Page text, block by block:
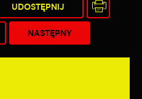
UDOSTĘPNIJ
NASTĘPNY